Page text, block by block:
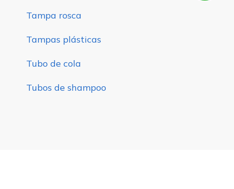
Tampa rosca
Tampas plásticas
Tubo de cola
Tubos de shampoo